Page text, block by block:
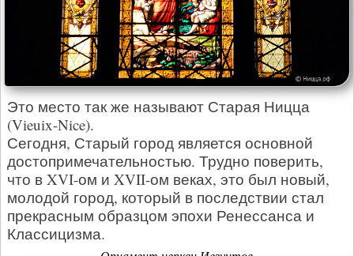
Это место так же называют Старая Ницца
(Vieuix-Nice).
Сегодня, Старый город является основной
достопримечательностью. Трудно поверить,
что в XVI-ом и XVII-ом веках, это был новый,
молодой город, который в последствии стал
прекрасным образцом эпохи Ренессанса и
Классицизма.